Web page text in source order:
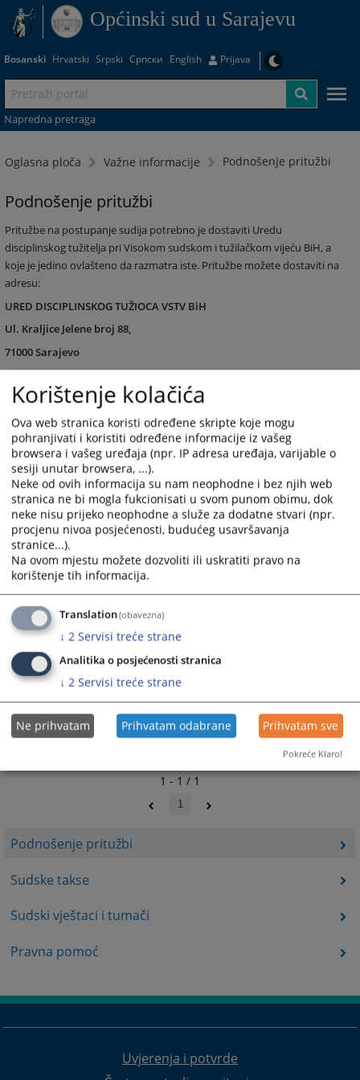
Općinski sud u Sarajevu
Bosanski Hrvatski Srpski Српски English Prijava
Napredna pretraga
Oglasna ploča Važne informacije Podnošenje pritužbi
Podnošenje pritužbi
Sudske takse
Sudski vještaci i tumači
Pravna pomoć
Podnošenje pritužbi
Pritužbe na postupanje sudija potrebno je dostaviti Uredu
disciplinskog tužitelja pri Visokom sudskom i tužilačkom vijeću BiH, a
koje je jedino ovlašteno da razmatra iste. Pritužbe možete dostaviti na
adresu:
URED DISCIPLINSKOG TUŽIOCA VSTV BiH
Ul. Kraljice Jelene broj 88,
71000 Sarajevo
uposlenika suda, stranke mogu dostaviti sudu putem
info@oss.ba
ili lično ostaviti u sandučić koji se nalazi u šalter-
sali suda (prizemlje) i na II spratu ispred kancelarije broj 235.
14824
1 - 1 / 1
1
Uvjerenja i potvrde
Korištenje kolačića
Ova web stranica koristi određene skripte koje mogu
pohranjivati i koristiti određene informacije iz vašeg
browsera i vašeg uređaja (npr. IP adresa uređaja, varijable o
sesiji unutar browsera, ...).
Neke od ovih informacija su nam neophodne i bez njih web
stranica ne bi mogla fukcionisati u svom punom obimu, dok
neke nisu prijeko neophodne a služe za dodatne stvari (npr.
procjenu nivoa posjećenosti, budućeg usavršavanja
stranice...).
Na ovom mjestu možete dozvoliti ili uskratiti pravo na
korištenje tih informacija.
Translation(obavezna)
↓ 2 Servisi treće strane
Analitika o posjećenosti stranica
↓ 2 Servisi treće strane
Ne prihvatam Prihvatam odabrane Prihvatam sve
Pokreće Klaro!